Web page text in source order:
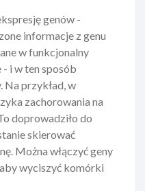
genów -
informacje z genu
w funkcjonalny
i w ten sposób
Na przykład, w
zachorowania na
doprowadziło do
skierować
Można włączyć geny
wyciszyć komórki